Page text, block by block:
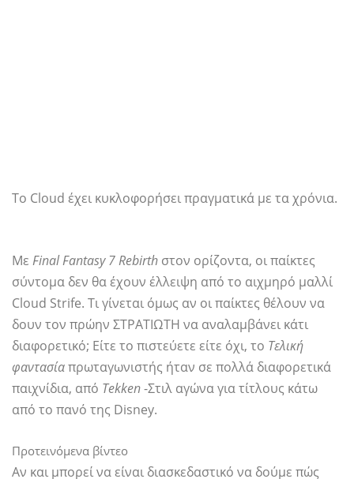
Το Cloud έχει κυκλοφορήσει πραγματικά με τα χρόνια.
Με Final Fantasy 7 Rebirth στον ορίζοντα, οι παίκτες
σύντομα δεν θα έχουν έλλειψη από το αιχμηρό μαλλί
Cloud Strife. Τι γίνεται όμως αν οι παίκτες θέλουν να
δουν τον πρώην ΣΤΡΑΤΙΩΤΗ να αναλαμβάνει κάτι
διαφορετικό; Είτε το πιστεύετε είτε όχι, το Τελική
φαντασίαπρωταγωνιστής ήταν σε πολλά διαφορετικά
παιχνίδια, από Tekken-Στιλ αγώνα για τίτλους κάτω
από το πανό της Disney.
Προτεινόμενα βίντεο
Αν και μπορεί να είναι διασκεδαστικό να δούμε πώς